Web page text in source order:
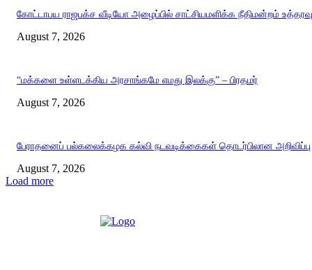
கோட்டாபய ராஜபக்ச வீடியோ அழைப்பில் சாட்சியமளிக்க நீதிமன்றம் உத்தரவு
August 7, 2026
“மக்களை உள்ளடக்கிய அரசாங்கமே எமது இலக்கு” – பிரதமர்
August 7, 2026
பேராதனைப் பல்கலைக்கழக கல்வி நடவடிக்கைகள் தொடர்பிலான அறிவிப்பு
August 7, 2026
Load more